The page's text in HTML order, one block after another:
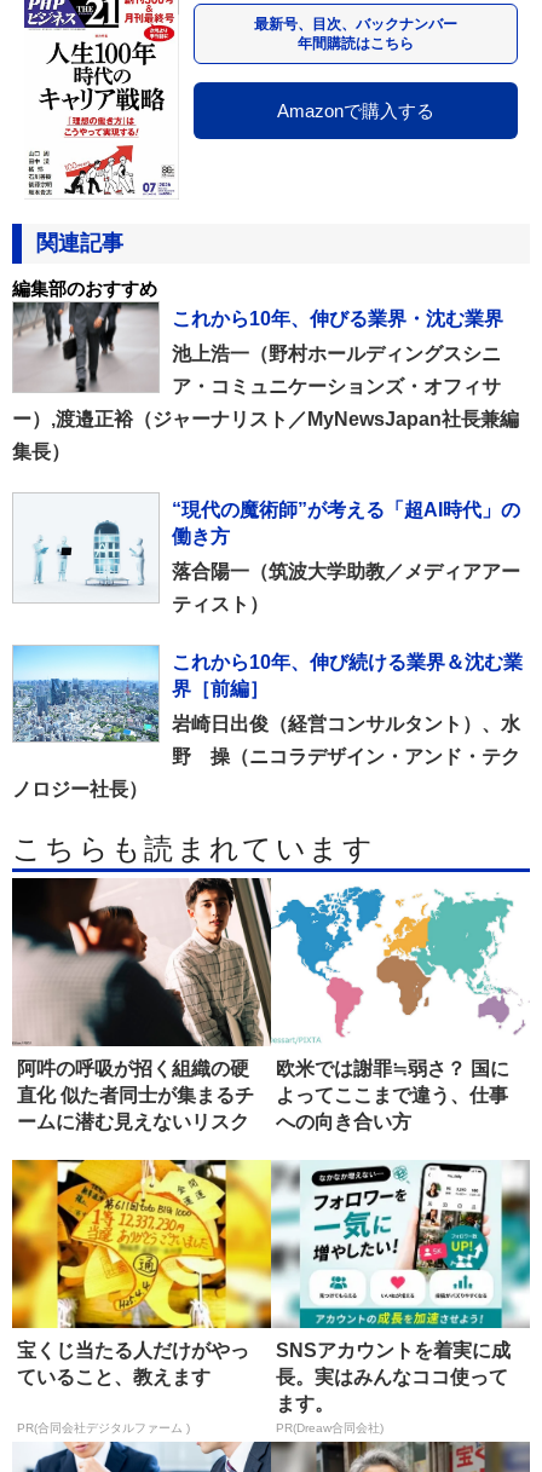
最新号、目次、バックナンバー
年間購読はこちら
Amazonで購入する
関連記事
編集部のおすすめ
これから10年、伸びる業界・沈む業界
池上浩一（野村ホールディングスシニ
ア・コミュニケーションズ・オフィサ
ー）,渡邉正裕（ジャーナリスト／MyNewsJapan社長兼編
集長）
“現代の魔術師”が考える「超AI時代」の
働き方
落合陽一（筑波大学助教／メディアアー
ティスト）
これから10年、伸び続ける業界＆沈む業
界［前編］
岩崎日出俊（経営コンサルタント）、水
野 操（ニコラデザイン・アンド・テク
ノロジー社長）
こちらも読まれています
阿吽の呼吸が招く組織の硬
直化 似た者同士が集まるチ
ームに潜む見えないリスク
欧米では謝罪≒弱さ？ 国に
よってここまで違う、仕事
への向き合い方
宝くじ当たる人だけがやっ
ていること、教えます
PR(合同会社デジタルファーム )
SNSアカウントを着実に成
長。実はみんなココ使って
ます。
PR(Dreaw合同会社)